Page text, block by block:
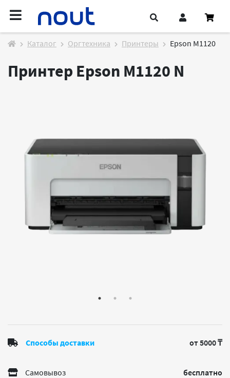
Каталог Оргтехника Принтеры Epson M1120
Принтер Epson M1120 N
Способы доставки от 5000 ₸
Самовывоз бесплатно